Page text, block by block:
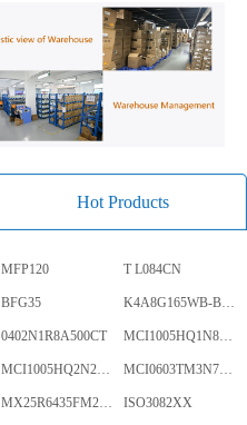
Hot Products
MFP120 T L084CN
BFG35 K4A8G165WB-BCWE
0402N1R8A500CT MCI1005HQ1N8SHBP
MCI1005HQ2N2BHBP MCI0603TM3N7BHBP
MX25R6435FM2IL0TR ISO3082XX